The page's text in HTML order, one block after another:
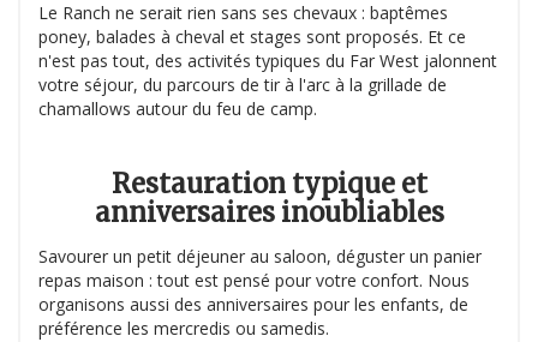
Le Ranch ne serait rien sans ses chevaux : baptêmes
poney, balades à cheval et stages sont proposés. Et ce
n'est pas tout, des activités typiques du Far West jalonnent
votre séjour, du parcours de tir à l'arc à la grillade de
chamallows autour du feu de camp.
Restauration typique et
anniversaires inoubliables
Savourer un petit déjeuner au saloon, déguster un panier
repas maison : tout est pensé pour votre confort. Nous
organisons aussi des anniversaires pour les enfants, de
préférence les mercredis ou samedis.